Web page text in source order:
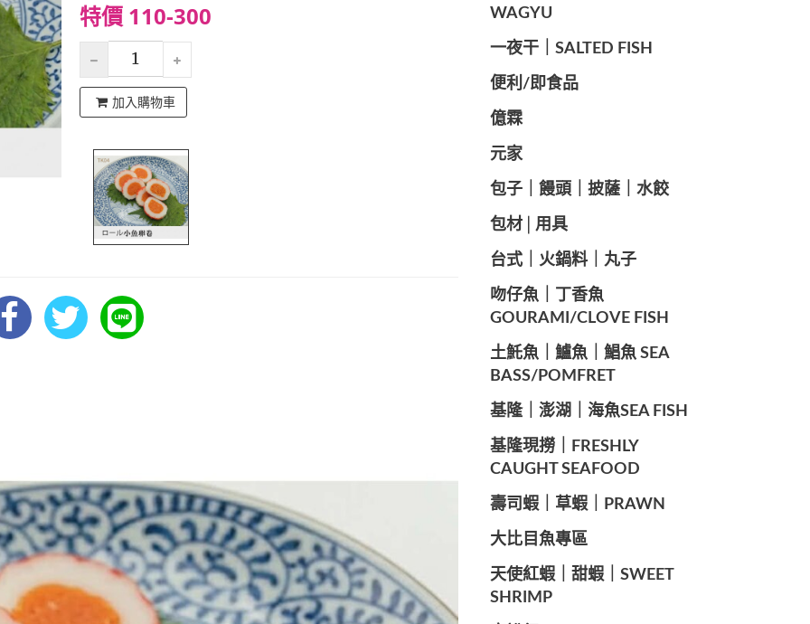
特價 110-300
加入購物車
WAGYU
️一夜干｜SALTED FISH
便利/即食品
億霖
元家
️包子｜饅頭｜披薩｜水餃
包材│用具
️台式｜火鍋料｜丸子
️吻仔魚｜丁香魚
GOURAMI/CLOVE FISH
️土魠魚｜鱸魚｜鯧魚 SEA ​​
BASS/POMFRET
️基隆｜澎湖｜海魚SEA ​​FISH
️基隆現撈｜FRESHLY
CAUGHT SEAFOOD
️壽司蝦｜草蝦｜PRAWN
️大比目魚專區
️天使紅蝦｜甜蝦｜SWEET
SHRIMP